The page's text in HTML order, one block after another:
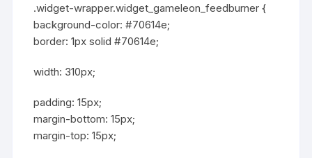
.widget-wrapper.widget_gameleon_feedburner {
background-color: #70614e;
border: 1px solid #70614e;
width: 310px;
padding: 15px;
margin-bottom: 15px;
margin-top: 15px;